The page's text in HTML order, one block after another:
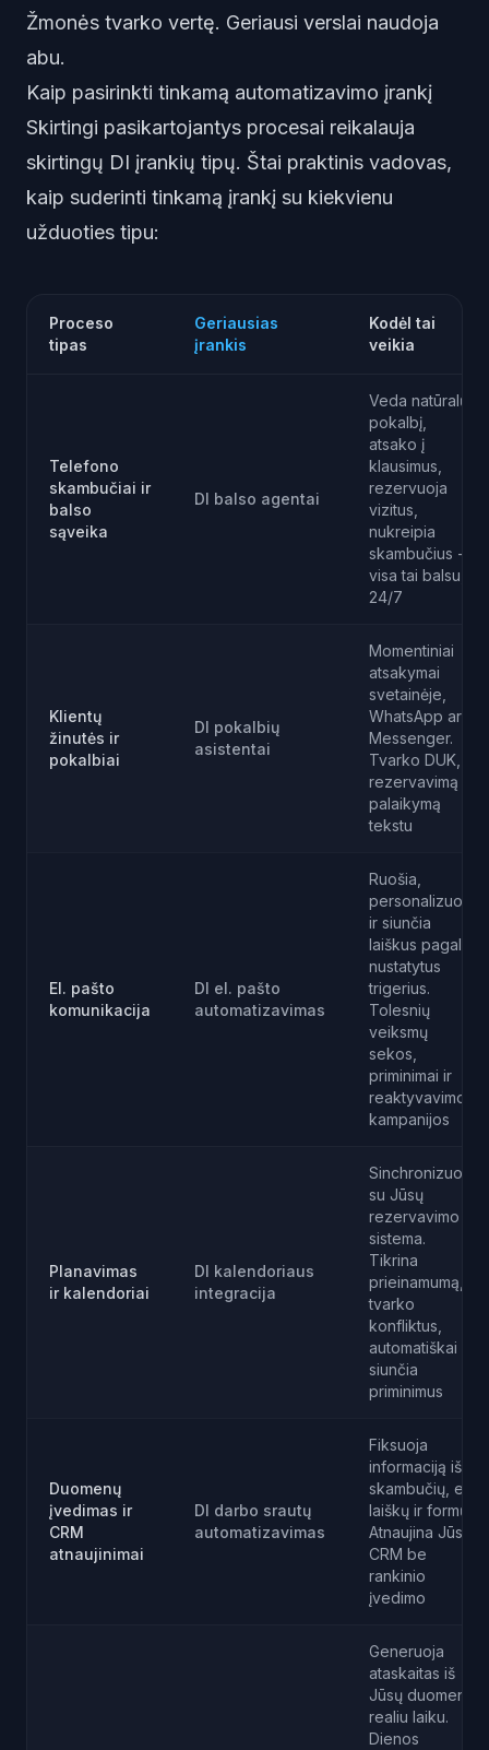
Žmonės tvarko vertę. Geriausi verslai naudoja
abu.
Kaip pasirinkti tinkamą automatizavimo įrankį
Skirtingi pasikartojantys procesai reikalauja
skirtingų DI įrankių tipų. Štai praktinis vadovas,
kaip suderinti tinkamą įrankį su kiekvienu
užduoties tipu:
Proceso
tipas
Geriausias
įrankis
Kodėl tai
veikia
Telefono
skambučiai ir
balso
sąveika
DI balso agentai
Veda natūralų
pokalbį,
atsako į
klausimus,
rezervuoja
vizitus,
nukreipia
skambučius -
visa tai balsu,
24/7
Klientų
žinutės ir
pokalbiai
DI pokalbių
asistentai
Momentiniai
atsakymai
svetainėje,
WhatsApp ar
Messenger.
Tvarko DUK,
rezervavimą ir
palaikymą
tekstu
El. pašto
komunikacija
DI el. pašto
automatizavimas
Ruošia,
personalizuoja
ir siunčia
laiškus pagal
nustatytus
trigerius.
Tolesnių
veiksmų
sekos,
priminimai ir
reaktyvavimo
kampanijos
Planavimas
ir kalendoriai
DI kalendoriaus
integracija
Sinchronizuoja
su Jūsų
rezervavimo
sistema.
Tikrina
prieinamumą,
tvarko
konfliktus,
automatiškai
siunčia
priminimus
Duomenų
įvedimas ir
CRM
atnaujinimai
DI darbo srautų
automatizavimas
Fiksuoja
informaciją iš
skambučių, el.
laiškų ir formų.
Atnaujina Jūsų
CRM be
rankinio
įvedimo
Generuoja
ataskaitas iš
Jūsų duomenų
realiu laiku.
Dienos